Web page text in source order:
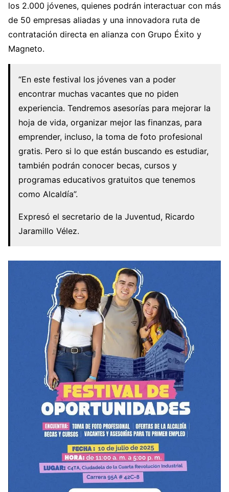
los 2.000 jóvenes, quienes podrán interactuar con más
de 50 empresas aliadas y una innovadora ruta de
contratación directa en alianza con Grupo Éxito y
Magneto.
“En este festival los jóvenes van a poder
encontrar muchas vacantes que no piden
experiencia. Tendremos asesorías para mejorar la
hoja de vida, organizar mejor las finanzas, para
emprender, incluso, la toma de foto profesional
gratis. Pero si lo que están buscando es estudiar,
también podrán conocer becas, cursos y
programas educativos gratuitos que tenemos
como Alcaldía”.
Expresó el secretario de la Juventud, Ricardo
Jaramillo Vélez.